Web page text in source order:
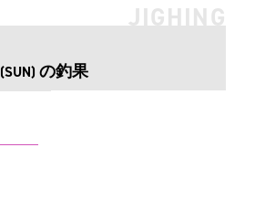
JIGHING
(SUN) の釣果